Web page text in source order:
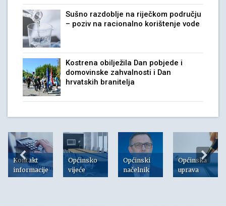
Sušno razdoblje na riječkom području
– poziv na racionalno korištenje vode
Kostrena obilježila Dan pobjede i
domovinske zahvalnosti i Dan
hrvatskih branitelja
Kontakt
informacije
Općinsko
vijeće
Općinski
načelnik
Općinska
uprava